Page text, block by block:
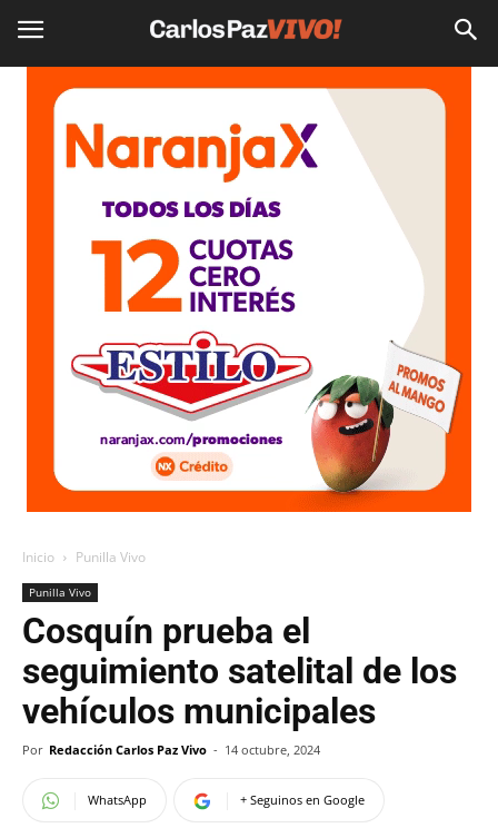
Inicio Punilla Vivo
Punilla Vivo
Cosquín prueba el
seguimiento satelital de los
vehículos municipales
Por Redacción Carlos Paz Vivo - 14 octubre, 2024
WhatsApp + Seguinos en Google